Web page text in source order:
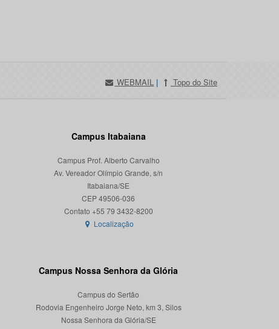
WEBMAIL | Topo do Site
Campus Itabaiana
Campus Prof. Alberto Carvalho
Av. Vereador Olímpio Grande, s/n
Itabaiana/SE
CEP 49506-036
Localização
Campus Nossa Senhora da Glória
Campus do Sertão
Rodovia Engenheiro Jorge Neto, km 3, Silos
Nossa Senhora da Glória/SE